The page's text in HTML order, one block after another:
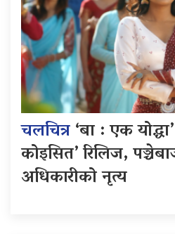
चलचित्र‘बा : एक
कोइसित’ रिलिज,
अधिकारीको नृत्य